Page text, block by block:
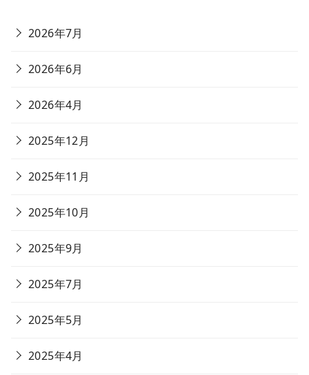
2026年7月
2026年6月
2026年4月
2025年12月
2025年11月
2025年10月
2025年9月
2025年7月
2025年5月
2025年4月